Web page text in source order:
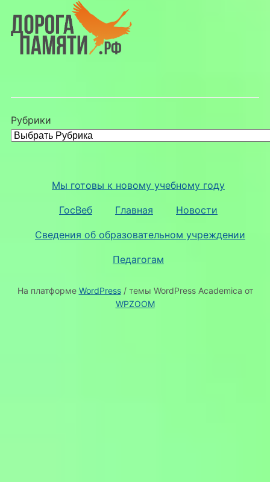
Рубрики
Мы готовы к новому учебному году
ГосВеб Главная Новости
Сведения об образовательном учреждении
Педагогам
На платформе WordPress/ темы WordPress Academica от
WPZOOM